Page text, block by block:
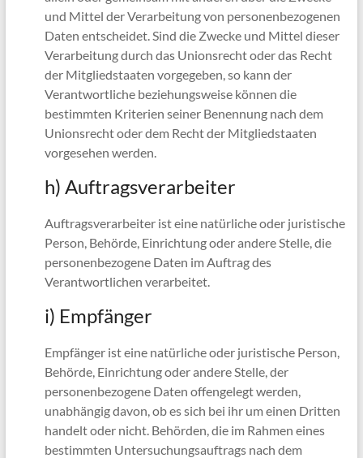
und Mittel der Verarbeitung von personenbezogenen
Daten entscheidet. Sind die Zwecke und Mittel dieser
Verarbeitung durch das Unionsrecht oder das Recht
der Mitgliedstaaten vorgegeben, so kann der
Verantwortliche beziehungsweise können die
bestimmten Kriterien seiner Benennung nach dem
Unionsrecht oder dem Recht der Mitgliedstaaten
vorgesehen werden.
h) Auftragsverarbeiter
Auftragsverarbeiter ist eine natürliche oder juristische
Person, Behörde, Einrichtung oder andere Stelle, die
personenbezogene Daten im Auftrag des
Verantwortlichen verarbeitet.
i) Empfänger
Empfänger ist eine natürliche oder juristische Person,
Behörde, Einrichtung oder andere Stelle, der
personenbezogene Daten offengelegt werden,
unabhängig davon, ob es sich bei ihr um einen Dritten
handelt oder nicht. Behörden, die im Rahmen eines
bestimmten Untersuchungsauftrags nach dem